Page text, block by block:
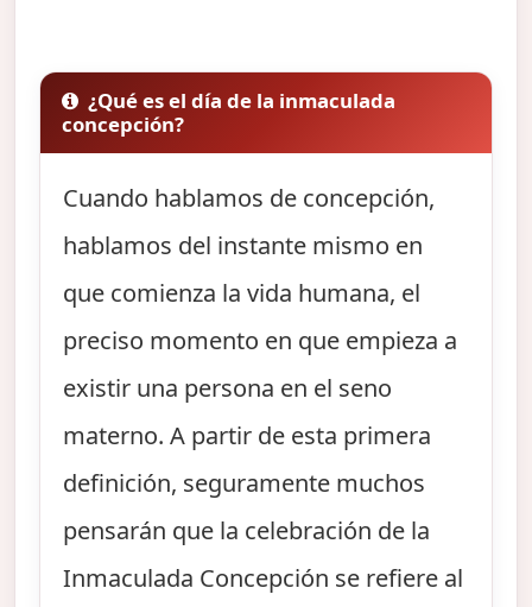
¿Qué es el día de la inmaculada
concepción?
Cuando hablamos de concepción,
hablamos del instante mismo en
que comienza la vida humana, el
preciso momento en que empieza a
existir una persona en el seno
materno. A partir de esta primera
definición, seguramente muchos
pensarán que la celebración de la
Inmaculada Concepción se refiere al